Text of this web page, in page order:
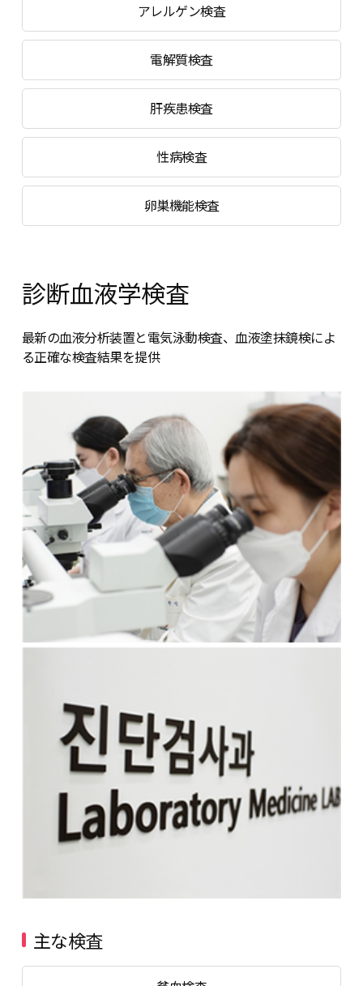
アレルゲン検査
電解質検査
肝疾患検査
性病検査
卵巣機能検査
診断血液学検査
最新の血液分析装置と電気泳動検査、血液塗抹鏡検によ
る正確な検査結果を提供
主な検査